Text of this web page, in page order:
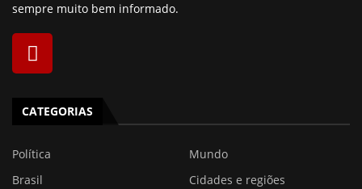
sempre muito bem informado.
CATEGORIAS
Política
Mundo
Brasil
Cidades e regiões